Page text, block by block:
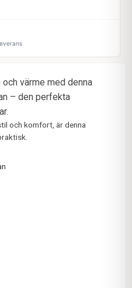
värme med denna
– den perfekta
och komfort, är denna